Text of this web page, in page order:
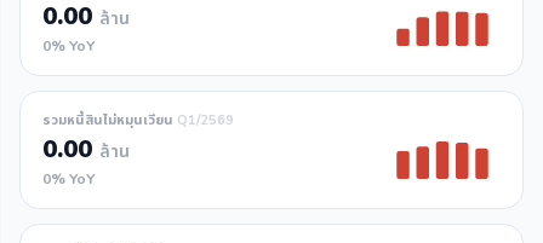
0.00 ล้าน
0% YoY
รวมหนี้สินไม่หมุนเวียน Q1/2569
0.00 ล้าน
0% YoY